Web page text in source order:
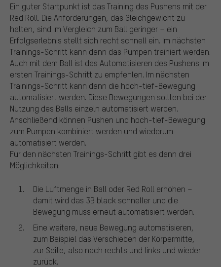
Ein guter Startpunkt ist das Training des Pushens mit der
Red Roll. Die Anforderungen, das Gleichgewicht zu
halten, sind im Vergleich zum Ball geringer – ein
Erfolgserlebnis stellt sich recht schnell ein. Im nächsten
Trainings-Schritt kann dann das Pumpen trainiert werden.
Auch mit dem Ball ist das Automatisieren des Pushens im
ersten Trainings-Schritt zu empfehlen. Im nächsten
Trainings-Schritt kann dann die hoch-tief-Bewegung
automatisiert werden. Diese Bewegungen sollten bei der
Nutzung des Balls einzeln automatisiert werden.
Anschließend können Pushen und hoch-tief-Bewegung
zum Pumpen kombiniert werden und wiederum
automatisiert werden.
Für den nächsten Trainings-Schritt gibt es dann drei
Möglichkeiten:
Die Luftmenge in Ball oder Red Roll erhöhen –
damit wird das 3B black schneller und die
Bewegung muss erneut automatisiert werden.
Eine weitere, neue Bewegung automatisieren,
zum Beispiel das Verschieben der Körpermitte,
zur Seite, also nach rechts und links und wieder
zurück.